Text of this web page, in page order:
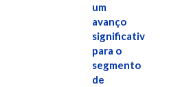
um
avanço
significativo
para o
segmento
de